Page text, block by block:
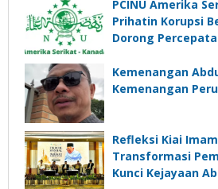
PCINU Amerika
Prihatin Korupsi
Dorong
Kemenangan
Kemenangan
Refleksi Kiai
Transformasi
Kunci Kejayaan